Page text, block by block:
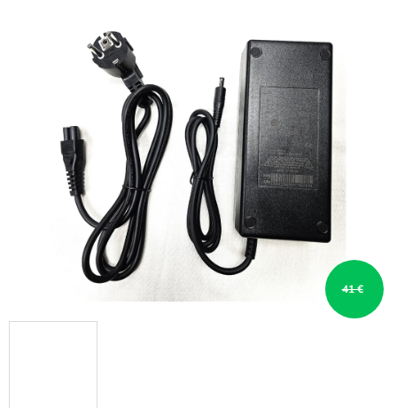
hviezdičiek.
41 €